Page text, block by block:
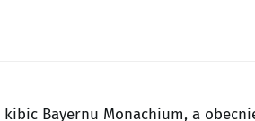
Bayernu Monachium, a